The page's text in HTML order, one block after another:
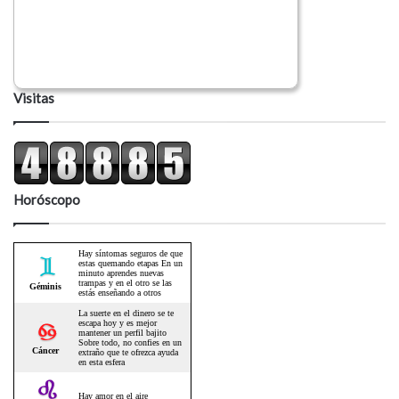
Visitas
Horóscopo